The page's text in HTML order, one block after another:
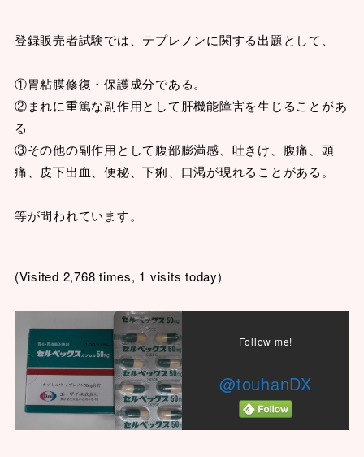
登録販売者試験では、テプレノンに関する出題として、
①胃粘膜修復・保護成分である。
②まれに重篤な副作用として肝機能障害を生じることがあ
る
③その他の副作用として腹部膨満感、吐きけ、腹痛、頭
痛、皮下出血、便秘、下痢、口渇が現れることがある。
等が問われています。
(Visited 2,768 times, 1 visits today)
Follow me!
@touhanDX